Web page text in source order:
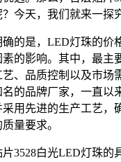
今天，我们就来一探
的是，LED灯珠的价
素的影响。其中，最主
、品质控制以及市场
名的品牌厂家，一直以
采用先进的生产工艺，
量要求。
3528白光LED灯珠的